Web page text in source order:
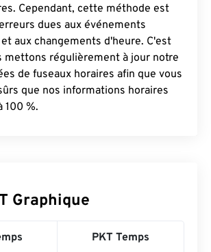
Cependant, cette méthode est
dues aux événements
aux changements d'heure. C'est
mettons régulièrement à jour notre
de fuseaux horaires afin que vous
que nos informations horaires
100 %.
Graphique
PKT Temps